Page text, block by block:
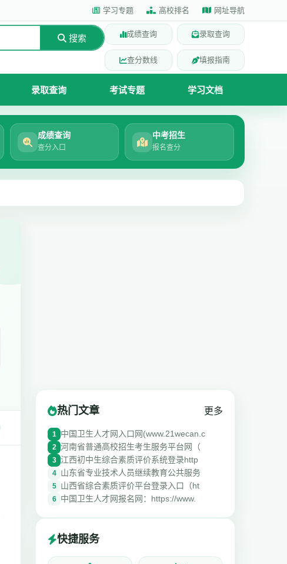
学习专题 高校排名 网址导航
搜索 成绩查询 录取查询
查分数线 填报指南
录取查询 考试专题 学习文档
成绩查询
查分入口
中考招生
报名查分
热门文章 更多
1 中国卫生人才网入口网(www.21wecan.c
2 河南省普通高校招生考生服务平台网（
3 江西初中生综合素质评价系统登录http
4 山东省专业技术人员继续教育公共服务
5 山西省综合素质评价平台登录入口（ht
6 中国卫生人才网报名网：https://www.
快捷服务